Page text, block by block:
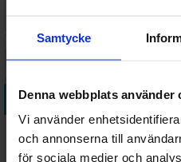
Samtycke
Denna webbplats använder
Vi använder
och annonserna till
för sociala medier och
Köp
Tempo
Brädspel
Köp
Alarm
Brettspill